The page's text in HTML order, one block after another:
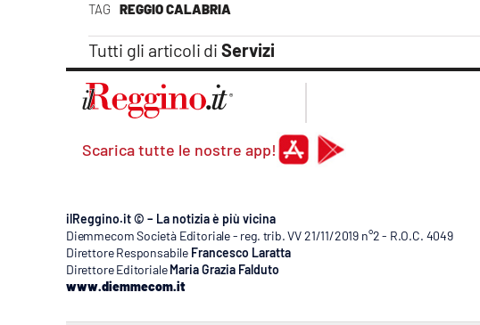
lacitymag.it
cosenzachannel.it
catanzarochannel.it
lacapitalenews.it
TAG REGGIO CALABRIA
Tutti gli articoli di Servizi
Scarica tutte le nostre app!
ilReggino.it © – La notizia è più vicina
Diemmecom Società Editoriale - reg. trib. VV 21/11/2019 n°2 - R.O.C. 4049
Direttore Responsabile Francesco Laratta
Direttore Editoriale Maria Grazia Falduto
www.diemmecom.it